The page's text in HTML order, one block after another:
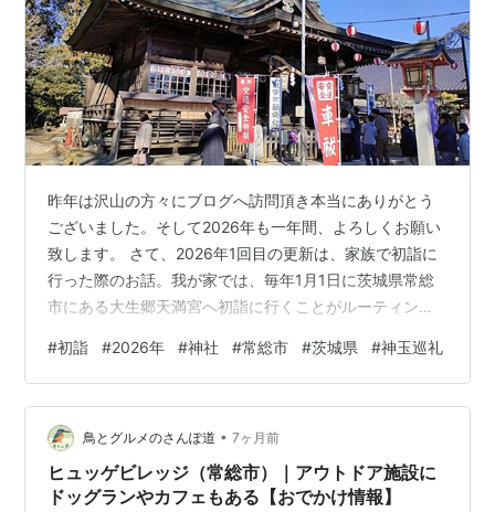
昨年は沢山の方々にブログへ訪問頂き本当にありがとう
ございました。そして2026年も一年間、よろしくお願い
致します。 さて、2026年1回目の更新は、家族で初詣に
行った際のお話。我が家では、毎年1月1日に茨城県常総
市にある大生郷天満宮へ初詣に行くことがルーティンと
は少し遅めの出発となった為、参拝客の長者の列が出来
ていた。 列に並ぶこと10分程度。やっと自分達の順場が
来る。お賽銭を入れて、今年一年平和に無事に過ごせる
事をお願いしてきた。参拝直前で、お賽銭箱の上部に設
置されている鐘っていつのタイミングで鳴らすのが正し
い手順なのだと思ったが、調べる事も…
#初詣 #2026年 #神社 #常総市 #茨城県 #神玉巡礼
鳥とグルメのさんぽ道 • 7ヶ月前
ヒュッゲビレッジ（常総市）｜アウトドア施設に
ドッグランやカフェもある【おでかけ情報】